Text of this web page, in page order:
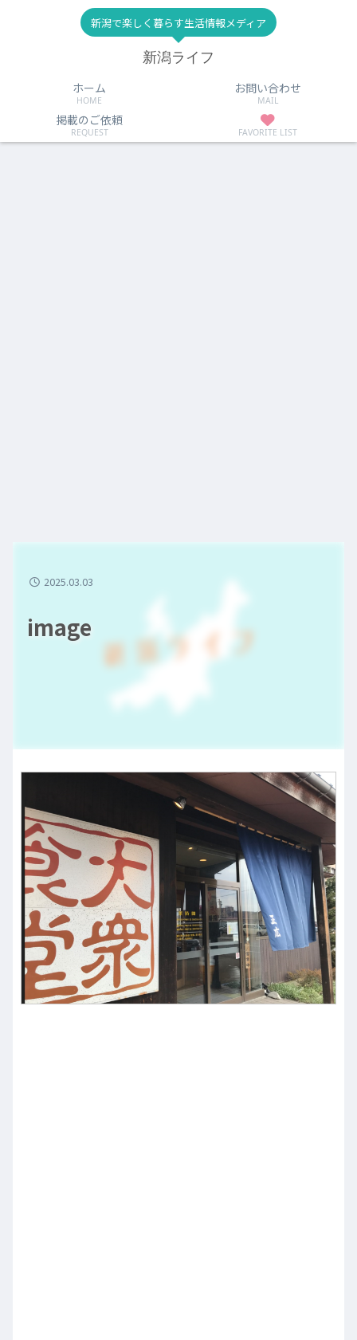
新潟で楽しく暮らす生活情報メディア
新潟ライフ
ホーム
HOME
お問い合わせ
MAIL
掲載のご依頼
REQUEST FAVORITE LIST
image
2025.03.03